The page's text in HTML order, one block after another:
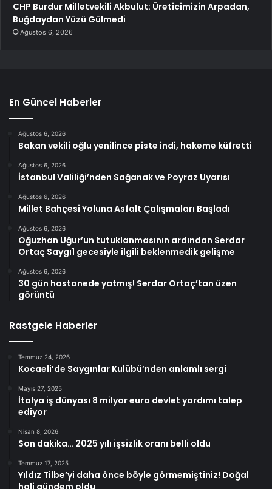
CHP Burdur Milletvekili Akbulut: Üreticimizin Arpadan,
Buğdaydan Yüzü Gülmedi
Ağustos 6, 2026
En Güncel Haberler
Ağustos 6, 2026
Bakan vekili oğlu yenilince piste indi, hakeme küfretti
Ağustos 6, 2026
İstanbul Valiliği’nden Sağanak ve Poyraz Uyarısı
Ağustos 6, 2026
Millet Bahçesi Yoluna Asfalt Çalışmaları Başladı
Ağustos 6, 2026
Oğuzhan Uğur’un tutuklanmasının ardından Serdar
Ortaç Saygı1 gecesiyle ilgili beklenmedik gelişme
Ağustos 6, 2026
30 gün hastanede yatmış! Serdar Ortaç’tan üzen
görüntü
Rastgele Haberler
Temmuz 24, 2026
Kocaeli’de Saygınlar Kulübü’nden anlamlı sergi
Mayıs 27, 2025
İtalya iş dünyası 8 milyar euro devlet yardımı talep
ediyor
Nisan 8, 2026
Son dakika… 2025 yılı işsizlik oranı belli oldu
Temmuz 17, 2025
Yıldız Tilbe’yi daha önce böyle görmemiştiniz! Doğal